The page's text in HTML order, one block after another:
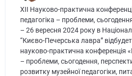
ХIІ Науково-практична
педагогіка – проблеми,
– 26 вересня 2024 року в
“Києво-Печерська лавра”
науково-практична конференція
– проблеми, сьогодення,
розвитку музейної педагогіки,